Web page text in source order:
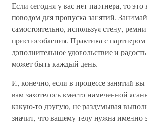
Если сегодня у вас нет партнера, то это
поводом для пропуска занятий.
самостоятельно, используя стену,
приспособления. Практика с партнером
дополнительное удовольствие и
может быть каждый день.
И, конечно, если в процессе занятий вы
вам захотелось вместо намеченной
какую-то другую, не раздумывая
значит, что вашему телу нужна именно